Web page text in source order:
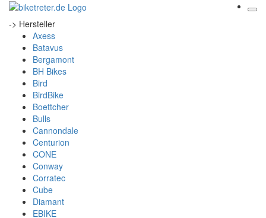
-> Hersteller
Axess
Batavus
Bergamont
BH Bikes
Bird
BirdBike
Boettcher
Bulls
Cannondale
Centurion
CONE
Conway
Corratec
Cube
Diamant
EBIKE